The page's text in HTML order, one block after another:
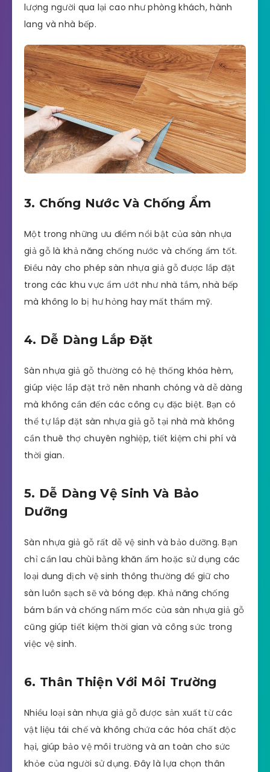
lượng người qua lại cao như phòng khách, hành
lang và nhà bếp.
3. Chống Nước Và Chống Ẩm
Một trong những ưu điểm nổi bật của sàn nhựa
giả gỗ là khả năng chống nước và chống ẩm tốt.
Điều này cho phép sàn nhựa giả gỗ được lắp đặt
trong các khu vực ẩm ướt như nhà tắm, nhà bếp
mà không lo bị hư hỏng hay mất thẩm mỹ.
4. Dễ Dàng Lắp Đặt
Sàn nhựa giả gỗ thường có hệ thống khóa hèm,
giúp việc lắp đặt trở nên nhanh chóng và dễ dàng
mà không cần đến các công cụ đặc biệt. Bạn có
thể tự lắp đặt sàn nhựa giả gỗ tại nhà mà không
cần thuê thợ chuyên nghiệp, tiết kiệm chi phí và
thời gian.
5. Dễ Dàng Vệ Sinh Và Bảo
Dưỡng
Sàn nhựa giả gỗ rất dễ vệ sinh và bảo dưỡng. Bạn
chỉ cần lau chùi bằng khăn ẩm hoặc sử dụng các
loại dung dịch vệ sinh thông thường để giữ cho
sàn luôn sạch sẽ và bóng đẹp. Khả năng chống
bám bẩn và chống nấm mốc của sàn nhựa giả gỗ
cũng giúp tiết kiệm thời gian và công sức trong
việc vệ sinh.
6. Thân Thiện Với Môi Trường
Nhiều loại sàn nhựa giả gỗ được sản xuất từ các
vật liệu tái chế và không chứa các hóa chất độc
hại, giúp bảo vệ môi trường và an toàn cho sức
khỏe của người sử dụng. Đây là lựa chọn thân